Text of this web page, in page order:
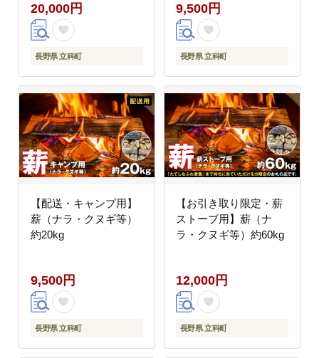
20,000円
長野県 立科町
9,500円
長野県 立科町
【配送・キャンプ用】
薪（ナラ・クヌギ等）
約20kg
9,500円
長野県 立科町
【お引き取り限定・薪
ストーブ用】薪（ナ
ラ・クヌギ等）約60kg
12,000円
長野県 立科町